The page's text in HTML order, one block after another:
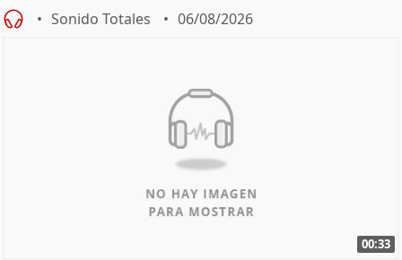
Sonido Totales 06/08/2026
00:33